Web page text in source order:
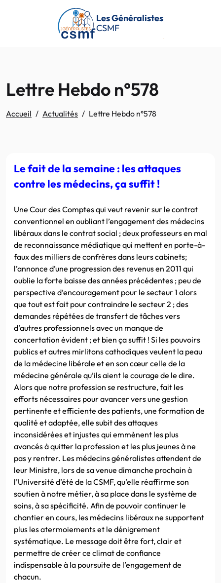
Passer au contenu principal
Les Généralistes
CSMF
Lettre Hebdo n°578
Accueil Actualités Lettre Hebdo n°578
Le fait de la semaine : les attaques
contre les médecins, ça suffit !
Une Cour des Comptes qui veut revenir sur le contrat
conventionnel en oubliant l’engagement des médecins
libéraux dans le contrat social ; deux professeurs en mal
de reconnaissance médiatique qui mettent en porte-à-
faux des milliers de confrères dans leurs cabinets;
l’annonce d’une progression des revenus en 2011 qui
oublie la forte baisse des années précédentes ; peu de
perspective d’encouragement pour le secteur 1 alors
que tout est fait pour contraindre le secteur 2 ; des
demandes répétées de transfert de tâches vers
d’autres professionnels avec un manque de
concertation évident ; et bien ça suffit ! Si les pouvoirs
publics et autres mirlitons cathodiques veulent la peau
de la médecine libérale et en son cœur celle de la
médecine générale qu’ils aient le courage de le dire.
Alors que notre profession se restructure, fait les
efforts nécessaires pour avancer vers une gestion
pertinente et efficiente des patients, une formation de
qualité et adaptée, elle subit des attaques
inconsidérées et injustes qui emmènent les plus
avancés à quitter la profession et les plus jeunes à ne
pas y rentrer. Les médecins généralistes attendent de
leur Ministre, lors de sa venue dimanche prochain à
l’Université d’été de la CSMF, qu’elle réaffirme son
soutien à notre métier, à sa place dans le système de
soins, à sa spécificité. Afin de pouvoir continuer le
chantier en cours, les médecins libéraux ne supportent
plus les atermoiements et le dénigrement
systématique. Le message doit être fort, clair et
permettre de créer ce climat de confiance
indispensable à la poursuite de l’engagement de
chacun.